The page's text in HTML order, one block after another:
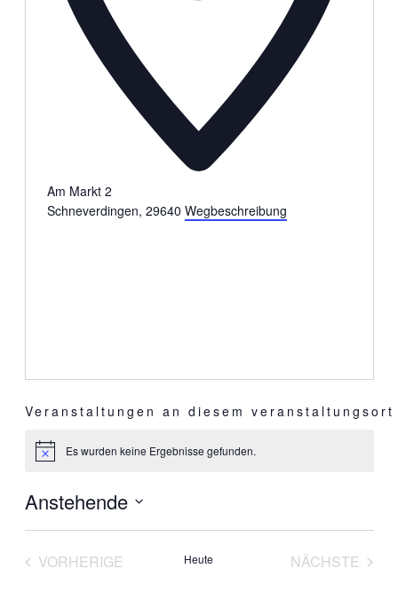
Am Markt 2
Schneverdingen, 29640 Wegbeschreibung
Veranstaltungen an diesem veranstaltungsort
HinweisEs wurden keine Ergebnisse gefunden.
Anstehende
VORHERIGE
Heute
NÄCHSTE